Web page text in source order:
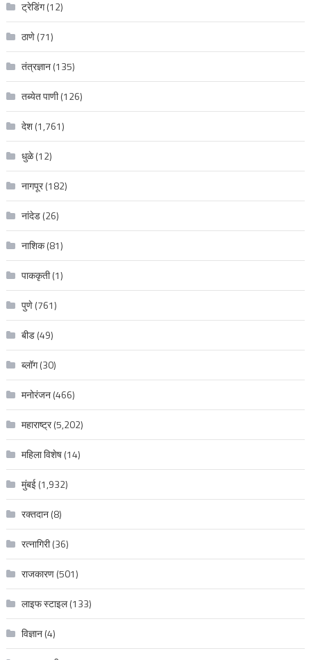
ट्रेडिंग(12)
ठाणे(71)
तंत्रज्ञान(135)
तब्येत पाणी(126)
देश(1,761)
धुळे(12)
नागपूर(182)
नांदेड(26)
नाशिक(81)
पाककृती(1)
पुणे(761)
बीड(49)
ब्लॉग(30)
मनोरंजन(466)
महाराष्ट्र(5,202)
महिला विशेष(14)
मुंबई(1,932)
रक्‍तदान(8)
रत्नागिरी(36)
राजकारण(501)
लाइफ स्टाइल(133)
विज्ञान(4)